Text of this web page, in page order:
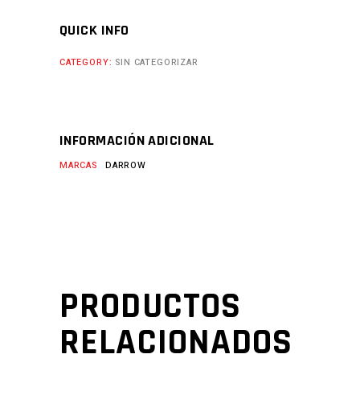
QUICK INFO
CATEGORY: SIN CATEGORIZAR
INFORMACIÓN ADICIONAL
MARCAS DARROW
PRODUCTOS
RELACIONADOS